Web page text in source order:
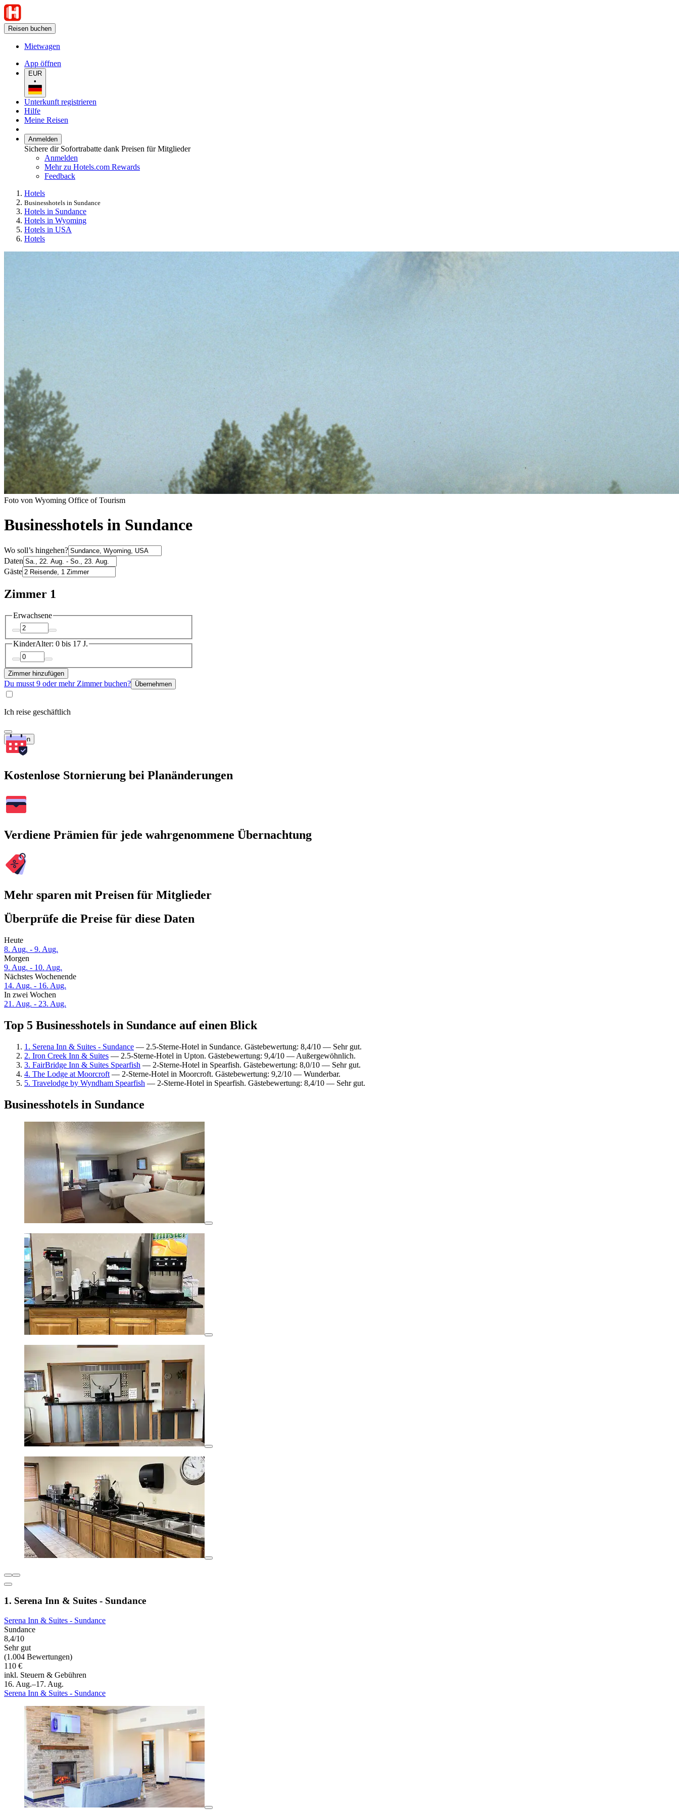
Reisen buchen
Mietwagen
App öffnen
EUR
•
Unterkunft registrieren
Hilfe
Meine Reisen
Anmelden
Sichere dir Sofortrabatte dank Preisen für Mitglieder
Anmelden
Mehr zu Hotels.com Rewards
Feedback
Hotels
Businesshotels in Sundance
Hotels in Sundance
Hotels in Wyoming
Hotels in USA
Hotels
Foto von Wyoming Office of Tourism
Businesshotels in Sundance
Wo soll’s hingehen?
Daten
Gäste
Zimmer 1
Erwachsene
KinderAlter: 0 bis 17 J.
Zimmer hinzufügen
Du musst 9 oder mehr Zimmer buchen? Übernehmen
Ich reise geschäftlich
Suchen
Kostenlose Stornierung bei Planänderungen
Verdiene Prämien für jede wahrgenommene Übernachtung
Mehr sparen mit Preisen für Mitglieder
Überprüfe die Preise für diese Daten
Heute
8. Aug. - 9. Aug.
Morgen
9. Aug. - 10. Aug.
Nächstes Wochenende
14. Aug. - 16. Aug.
In zwei Wochen
21. Aug. - 23. Aug.
Top 5 Businesshotels in Sundance auf einen Blick
1. Serena Inn & Suites - Sundance — 2.5-Sterne-Hotel in Sundance. Gästebewertung: 8,4/10 — Sehr gut.
2. Iron Creek Inn & Suites — 2.5-Sterne-Hotel in Upton. Gästebewertung: 9,4/10 — Außergewöhnlich.
3. FairBridge Inn & Suites Spearfish — 2-Sterne-Hotel in Spearfish. Gästebewertung: 8,0/10 — Sehr gut.
4. The Lodge at Moorcroft — 2-Sterne-Hotel in Moorcroft. Gästebewertung: 9,2/10 — Wunderbar.
5. Travelodge by Wyndham Spearfish — 2-Sterne-Hotel in Spearfish. Gästebewertung: 8,4/10 — Sehr gut.
Businesshotels in Sundance
1. Serena Inn & Suites - Sundance
Serena Inn & Suites - Sundance
Sundance
8,4/10
Sehr gut
(1.004 Bewertungen)
110 €
inkl. Steuern & Gebühren
16. Aug.–17. Aug.
Serena Inn & Suites - Sundance